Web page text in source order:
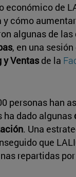
económico de
y cómo
algunas de
, en una
y Ventasde la
personas han
ha dado algunas
. Una
que
repartidas